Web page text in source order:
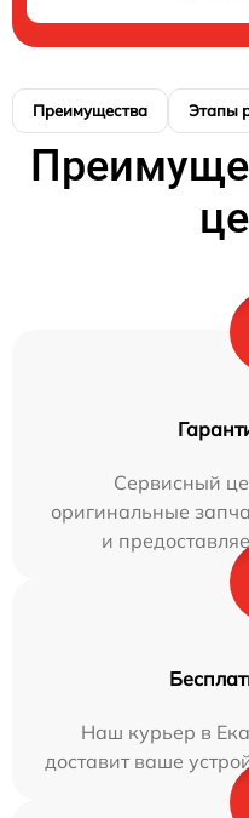
Преимущества Этапы
Сервисный
оригинальные
и
Наш курьер в
доставит ваше